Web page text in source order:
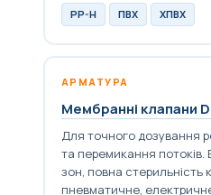
PP-H ПВХ ХПВХ
АРМАТУРА
Мембранні клапани
Для точного дозування
та перемикання потоків.
зон, повна стерильність
пневматичне,